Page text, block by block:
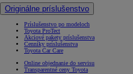
Originálne príslušenstvo
Príslušenstvo po modeloch
Toyota ProTect
Akciové pakety príslušenstva
Cenníky príslušenstva
Toyota Car Care
Online objednanie do servisu
Transparentné ceny Toyota